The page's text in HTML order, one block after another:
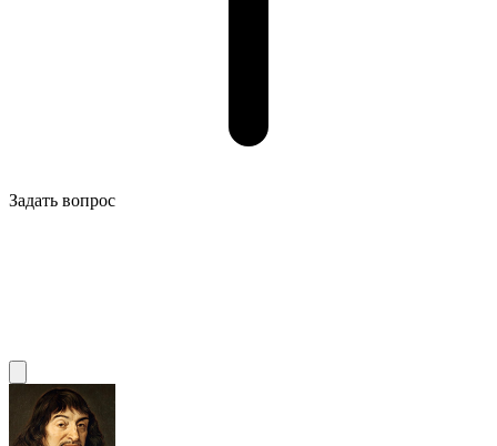
Задать вопрос